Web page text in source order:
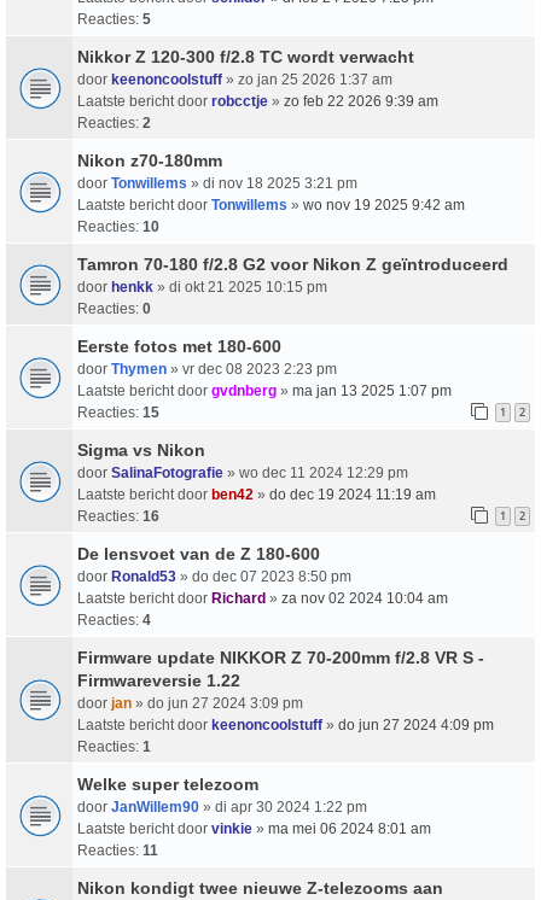
Reacties: 5
Nikkor Z 120-300 f/2.8 TC wordt verwacht
door keenoncoolstuff » zo jan 25 2026 1:37 am
Laatste bericht door robcctje » zo feb 22 2026 9:39 am
Reacties: 2
Nikon z70-180mm
door Tonwillems » di nov 18 2025 3:21 pm
Laatste bericht door Tonwillems » wo nov 19 2025 9:42 am
Reacties: 10
Tamron 70-180 f/2.8 G2 voor Nikon Z geïntroduceerd
door henkk » di okt 21 2025 10:15 pm
Reacties: 0
Eerste fotos met 180-600
door Thymen » vr dec 08 2023 2:23 pm
Laatste bericht door gvdnberg » ma jan 13 2025 1:07 pm
Reacties: 15 1 2
Sigma vs Nikon
door SalinaFotografie » wo dec 11 2024 12:29 pm
Laatste bericht door ben42 » do dec 19 2024 11:19 am
Reacties: 16 1 2
De lensvoet van de Z 180-600
door Ronald53 » do dec 07 2023 8:50 pm
Laatste bericht door Richard » za nov 02 2024 10:04 am
Reacties: 4
Firmware update NIKKOR Z 70-200mm f/2.8 VR S -
Firmwareversie 1.22
door jan » do jun 27 2024 3:09 pm
Laatste bericht door keenoncoolstuff » do jun 27 2024 4:09 pm
Reacties: 1
Welke super telezoom
door JanWillem90 » di apr 30 2024 1:22 pm
Laatste bericht door vinkie » ma mei 06 2024 8:01 am
Reacties: 11
Nikon kondigt twee nieuwe Z-telezooms aan